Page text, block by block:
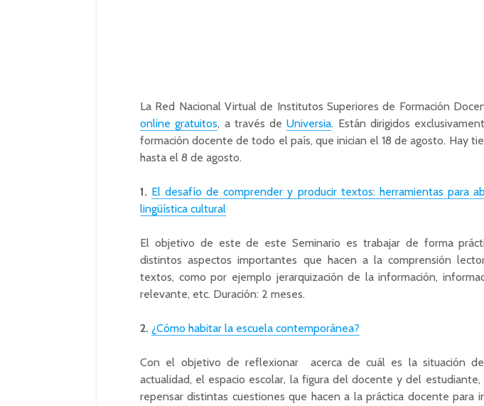
La Red Nacional Virtual de Institutos Superiores de Formación
online gratuitos, a través deUniversia. Están dirigidos
formación docente de todo el país, que inician el 18 de agosto. Hay
hasta el 8 de agosto.
1. El desafío de comprender y producir textos: herramientas para
lingüística cultural
El objetivo de este de este Seminario es trabajar de forma
distintos aspectos importantes que hacen a la comprensión
textos, como por ejemplo jerarquización de la información,
relevante, etc. Duración: 2 meses.
2. ¿Cómo habitar la escuela contemporánea?
Con el objetivo de reflexionar acerca de cuál es la situación
actualidad, el espacio escolar, la figura del docente y del
repensar distintas cuestiones que hacen a la práctica docente para